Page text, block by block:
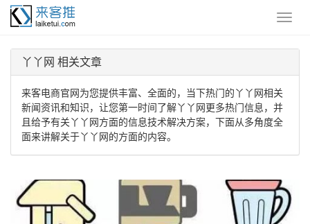
丫丫网 相关文章
来客电商官网为您提供丰富、全面的，当下热门的丫丫网相关
新闻资讯和知识，让您第一时间了解丫丫网更多热门信息，并
且给予有关丫丫网方面的信息技术解决方案，下面从多角度全
面来讲解关于丫丫网的方面的内容。